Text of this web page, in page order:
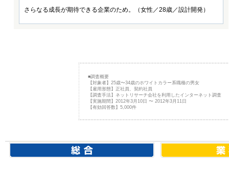
さらなる成長が期待できる企業のため。（女性／28歳／設計開発）
■調査概要
【対象者】25歳〜34歳のホワイトカラー系職種の男女
【雇用形態】正社員、契約社員
【調査手法】ネットリサーチ会社を利用したインターネット調査
【実施期間】2012年3月10日 〜 2012年3月11日
【有効回答数】5,000件